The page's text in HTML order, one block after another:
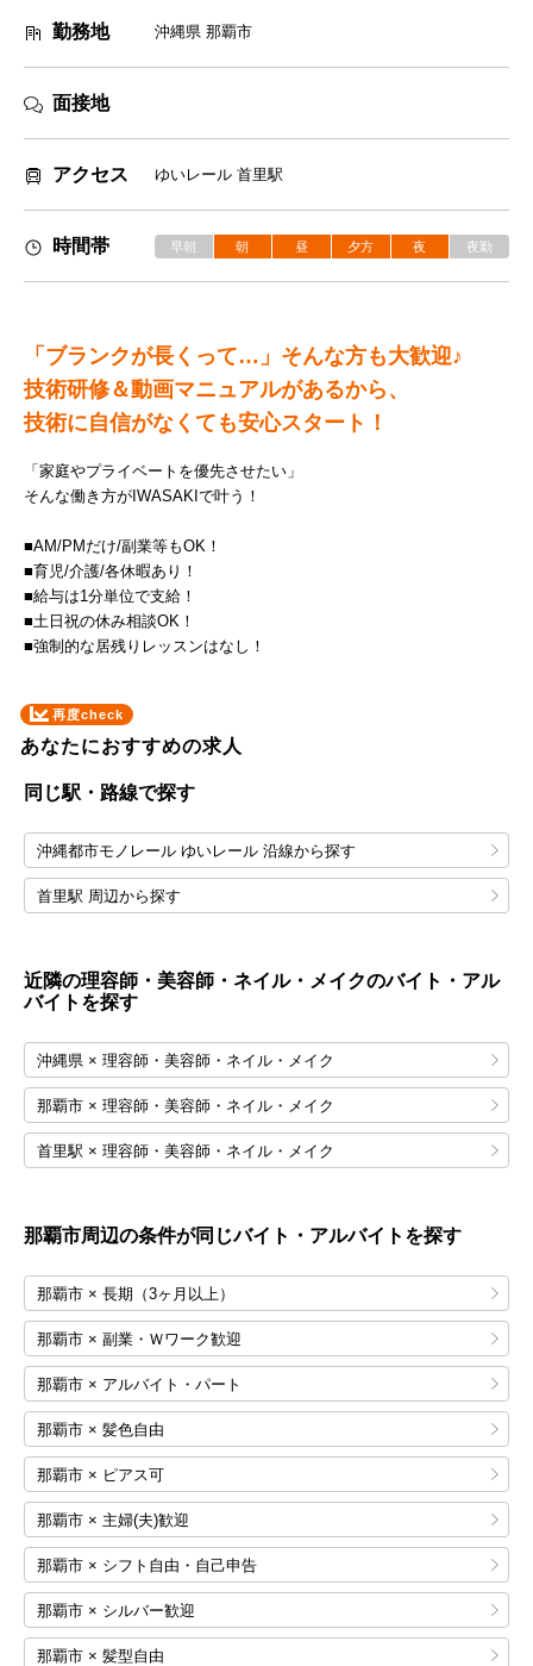
勤務地 沖縄県 那覇市
面接地
アクセス ゆいレール 首里駅
時間帯 早朝 朝 昼 夕方 夜 夜勤
「ブランクが長くって…」そんな方も大歓迎♪
技術研修＆動画マニュアルがあるから、
技術に自信がなくても安心スタート！
「家庭やプライベートを優先させたい」
そんな働き方がIWASAKIで叶う！
■AM/PMだけ/副業等もOK！
■育児/介護/各休暇あり！
■給与は1分単位で支給！
■土日祝の休み相談OK！
■強制的な居残りレッスンはなし！
再度check
あなたにおすすめの求人
同じ駅・路線で探す
沖縄都市モノレール ゆいレール 沿線から探す
首里駅 周辺から探す
近隣の理容師・美容師・ネイル・メイクのバイト・アル
バイトを探す
沖縄県 × 理容師・美容師・ネイル・メイク
那覇市 × 理容師・美容師・ネイル・メイク
首里駅 × 理容師・美容師・ネイル・メイク
那覇市周辺の条件が同じバイト・アルバイトを探す
那覇市 × 長期（3ヶ月以上）
那覇市 × 副業・Ｗワーク歓迎
那覇市 × アルバイト・パート
那覇市 × 髪色自由
那覇市 × ピアス可
那覇市 × 主婦(夫)歓迎
那覇市 × シフト自由・自己申告
那覇市 × シルバー歓迎
那覇市 × 髪型自由